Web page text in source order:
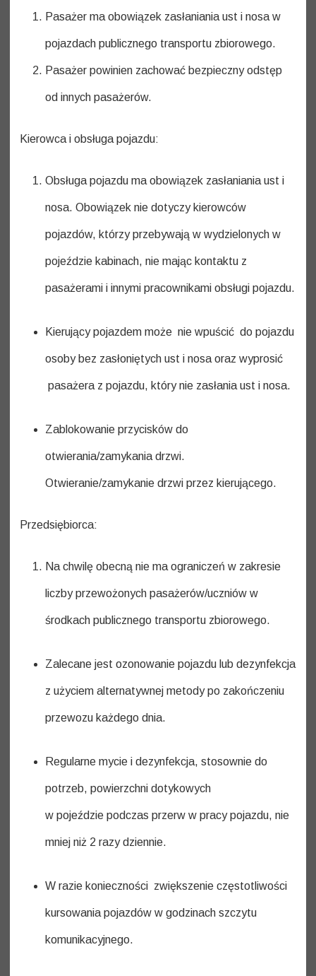
Pasażer ma obowiązek zasłaniania ust i nosa w
pojazdach publicznego transportu zbiorowego.
Pasażer powinien zachować bezpieczny odstęp
od innych pasażerów.
Kierowca i obsługa pojazdu:
Obsługa pojazdu ma obowiązek zasłaniania ust i
nosa. Obowiązek nie dotyczy kierowców
pojazdów, którzy przebywają w wydzielonych w
pojeździe kabinach, nie mając kontaktu z
pasażerami i innymi pracownikami obsługi pojazdu.
Kierujący pojazdem może nie wpuścić do pojazdu
osoby bez zasłoniętych ust i nosa oraz wyprosić
pasażera z pojazdu, który nie zasłania ust i nosa.
Zablokowanie przycisków do
otwierania/zamykania drzwi.
Otwieranie/zamykanie drzwi przez kierującego.
Przedsiębiorca:
Na chwilę obecną nie ma ograniczeń w zakresie
liczby przewożonych pasażerów/uczniów w
środkach publicznego transportu zbiorowego.
Zalecane jest ozonowanie pojazdu lub dezynfekcja
z użyciem alternatywnej metody po zakończeniu
przewozu każdego dnia.
Regularne mycie i dezynfekcja, stosownie do
potrzeb, powierzchni dotykowych
w pojeździe podczas przerw w pracy pojazdu, nie
mniej niż 2 razy dziennie.
W razie konieczności zwiększenie częstotliwości
kursowania pojazdów w godzinach szczytu
komunikacyjnego.